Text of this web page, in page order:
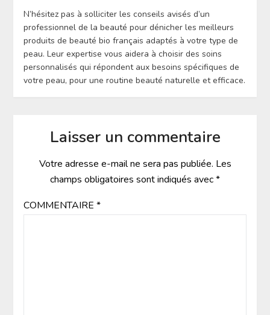
N’hésitez pas à solliciter les conseils avisés d’un
professionnel de la beauté pour dénicher les meilleurs
produits de beauté bio français adaptés à votre type de
peau. Leur expertise vous aidera à choisir des soins
personnalisés qui répondent aux besoins spécifiques de
votre peau, pour une routine beauté naturelle et efficace.
Laisser un commentaire
Votre adresse e-mail ne sera pas publiée. Les
champs obligatoires sont indiqués avec*
COMMENTAIRE *